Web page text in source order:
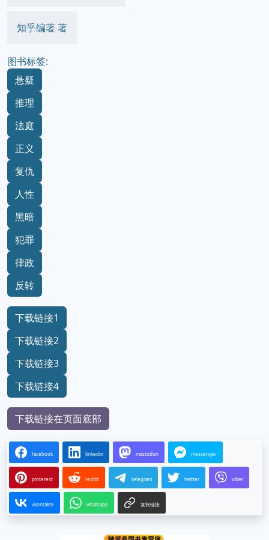
知乎编著 著
图书标签:
悬疑
推理
法庭
正义
复仇
人性
黑暗
犯罪
律政
反转
下载链接1
下载链接2
下载链接3
下载链接4
下载链接在页面底部
facebook linkedin mastodon messenger
pinterest reddit telegram twitter viber
vkontakte whatsapp 复制链接